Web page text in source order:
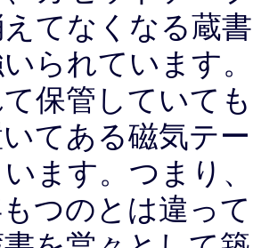
てなくなる蔵
いられています
保管していて
いてある磁気テ
ます。つまり
つのとは違っ